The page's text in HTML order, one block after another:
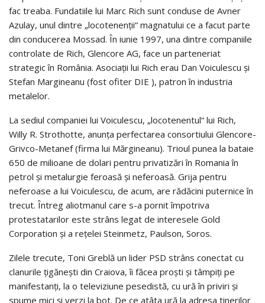
fac treaba. Fundatiile lui Marc Rich sunt conduse de Avner
Azulay, unul dintre „locotenenții“ magnatului ce a facut parte
din conducerea Mossad. În iunie 1997, una dintre companiile
controlate de Rich, Glencore AG, face un parteneriat
strategic în România. Asociații lui Rich erau Dan Voiculescu și
Stefan Margineanu (fost ofiter DIE ), patron în industria
metalelor.
La sediul companiei lui Voiculescu, „locotenentul“ lui Rich,
Willy R. Strothotte, anunța perfectarea consortiului Glencore-
Grivco-Metanef (firma lui Mărgineanu). Trioul punea la bataie
650 de milioane de dolari pentru privatizări în Romania în
petrol și metalurgie feroasă și neferoasă. Grija pentru
neferoase a lui Voiculescu, de acum, are rădăcini puternice în
trecut. Întreg aliotmanul care s-a pornit împotriva
protestatarilor este strâns legat de interesele Gold
Corporation și a rețelei Steinmetz, Paulson, Soros.
Zilele trecute, Toni Greblă un lider PSD strâns conectat cu
clanurile țigănești din Craiova, îi făcea proști și tâmpiți pe
manifestanți, la o televiziune pesedistă, cu ură în priviri și
spume mici și verzi la bot. De ce atâta ură la adresa tinerilor